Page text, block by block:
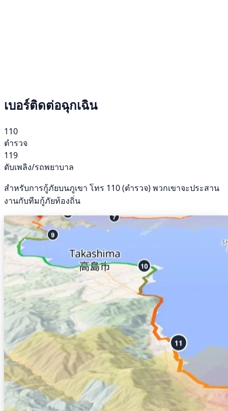
เบอร์ติดต่อฉุกเฉิน
110
ตำรวจ
119
ดับเพลิง/รถพยาบาล
สำหรับการกู้ภัยบนภูเขา โทร 110 (ตำรวจ) พวกเขาจะประสาน
งานกับทีมกู้ภัยท้องถิ่น